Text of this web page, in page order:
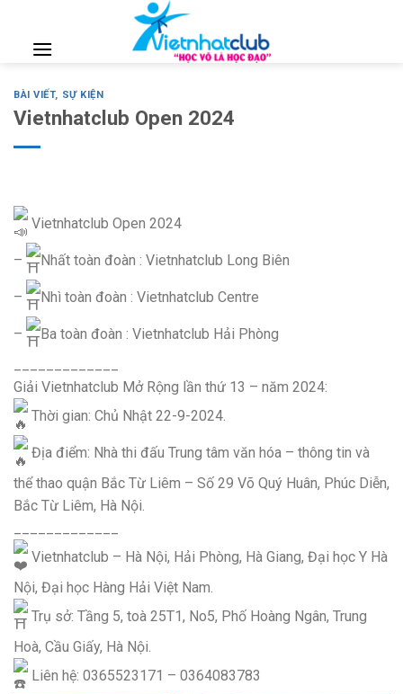
content
BÀI VIẾT, SỰ KIỆN
Vietnhatclub Open 2024
Vietnhatclub Open 2024
– Nhất toàn đoàn : Vietnhatclub Long Biên
– Nhì toàn đoàn : Vietnhatclub Centre
–
Ba toàn đoàn : Vietnhatclub Hải Phòng
Giải Vietnhatclub Mở Rộng lần thứ 13 – năm 2024:
Thời gian: Chủ Nhật 22-9-2024.
Địa điểm: Nhà thi đấu Trung tâm văn hóa – thông tin và
thể thao quận Bắc Từ Liêm – Số 29 Võ Quý Huân, Phúc Diễn,
Bắc Từ Liêm, Hà Nội.
Vietnhatclub – Hà Nội, Hải Phòng, Hà Giang, Đại học Y Hà
Nội, Đại học Hàng Hải Việt Nam.
Trụ sở: Tầng 5, toà 25T1, No5, Phố Hoàng Ngân, Trung
Hoà, Cầu Giấy, Hà Nội.
Liên hệ: 0365523171 – 0364083783